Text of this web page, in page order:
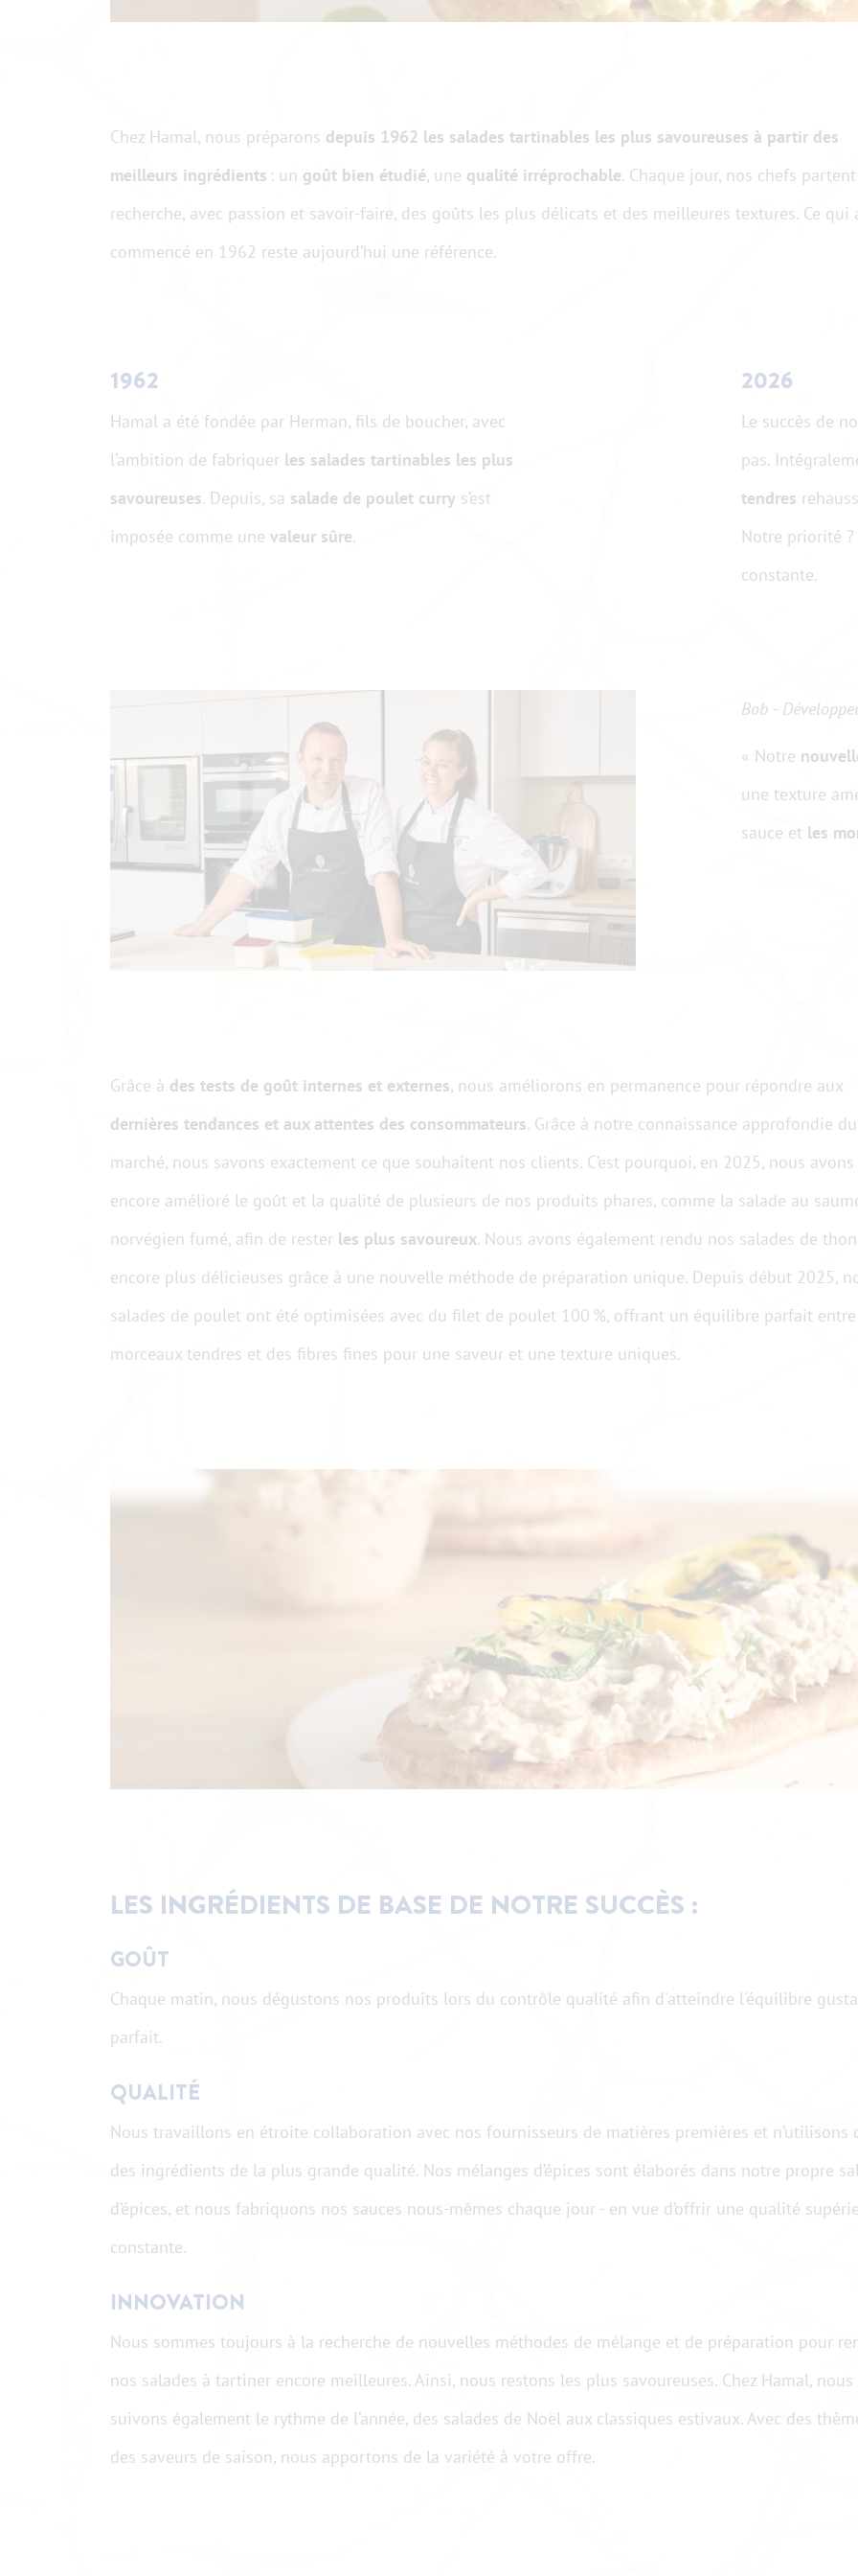
Chez Hamal, nous préparons depuis 1962 les salades tartinables les plus savoureuses à partir des
meilleurs ingrédients : un goût bien étudié, une qualité irréprochable. Chaque jour, nos chefs
recherche, avec passion et savoir-faire, des goûts les plus délicats et des meilleures textures. Ce qui
commencé en 1962 reste aujourd’hui une référence.
1962
Hamal a été fondée par Herman, fils de boucher, avec
l’ambition de fabriquer les salades tartinables les plus
savoureuses. Depuis, sa salade de poulet curry s’est
imposée comme unevaleur sûre.
2026
Le succès de
pas.
tendres
Notre priorité
constante.
Bob -
« Notre
une texture
sauce et les
Grâce à des tests de goût internes et externes, nous améliorons en permanence pour répondre aux
dernières tendances et aux attentes des consommateurs. Grâce à notre connaissance approfondie du
marché, nous savons exactement ce que souhaitent nos clients. C’est pourquoi, en 2025, nous avons
encore amélioré le goût et la qualité de plusieurs de nos produits phares, comme la salade au
norvégien fumé, afin de rester les plus savoureux. Nous avons également rendu nos salades de thon
encore plus délicieuses grâce à une nouvelle méthode de préparation unique. Depuis début 2025,
salades de poulet ont été optimisées avec du filet de poulet 100 %, offrant un équilibre parfait
morceaux tendres et des fibres fines pour une saveur et une texture uniques.
LES INGRÉDIENTS DE BASE DE NOTRE SUCCÈS :
GOÛT
Chaque matin, nous dégustons nos produits lors du contrôle qualité afin d'atteindre l'équilibre
parfait.
QUALITÉ
Nous travaillons en étroite collaboration avec nos fournisseurs de matières premières et n’utilisons
des ingrédients de la plus grande qualité. Nos mélanges d’épices sont élaborés dans notre propre
d’épices, et nous fabriquons nos sauces nous-mêmes chaque jour - en vue d’offrir une qualité
constante.
INNOVATION
Nous sommes toujours à la recherche de nouvelles méthodes de mélange et de préparation pour
nos salades à tartiner encore meilleures. Ainsi, nous restons les plus savoureuses. Chez Hamal, nous
suivons également le rythme de l’année, des salades de Noël aux classiques estivaux. Avec des
des saveurs de saison, nous apportons de la variété à votre offre.